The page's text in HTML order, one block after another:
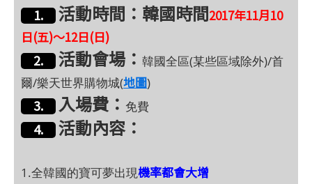
1.活動時間：韓國時間2017年11月10
日(五)～12日(日)
2.活動會場： 韓國全區(某些區域除外)/首
爾/樂天世界購物城(地圖)
3.入場費： 免費
4.活動內容：
1.全韓國的寶可夢出現機率都會大增